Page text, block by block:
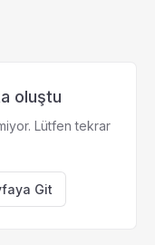
oluştu
Lütfen tekrar
Git